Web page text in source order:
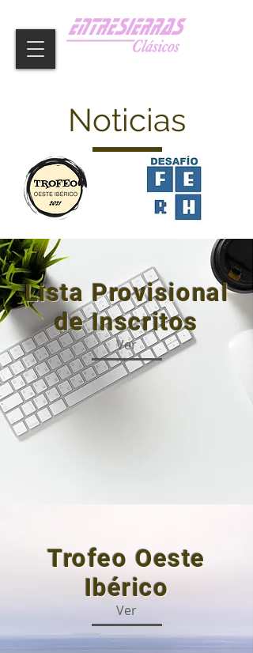
Noticias
Lista Provisional
de Inscritos
Ver
Trofeo Oeste
Ibérico
Ver